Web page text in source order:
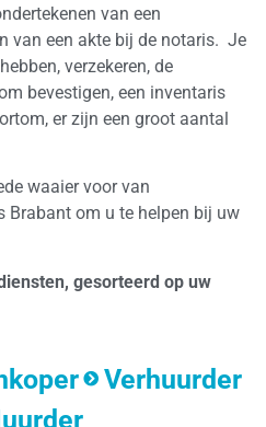
van een
van een akte bij de notaris. Je
verzekeren, de
bevestigen, een inventaris
er zijn een groot aantal
waaier voor van
Brabant om u te helpen bij uw
gesorteerd op uw
Verhuurder